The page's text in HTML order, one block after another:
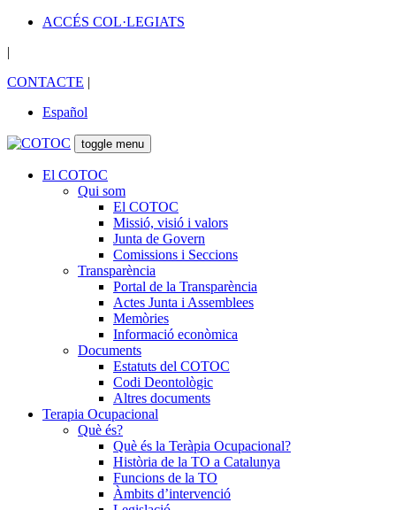
ACCÉS COL·LEGIATS
|
CONTACTE |
Español
toggle menu
El COTOC
Qui som
El COTOC
Missió, visió i valors
Junta de Govern
Comissions i Seccions
Transparència
Portal de la Transparència
Actes Junta i Assemblees
Memòries
Informació econòmica
Documents
Estatuts del COTOC
Codi Deontològic
Altres documents
Terapia Ocupacional
Què és?
Què és la Teràpia Ocupacional?
Història de la TO a Catalunya
Funcions de la TO
Àmbits d’intervenció